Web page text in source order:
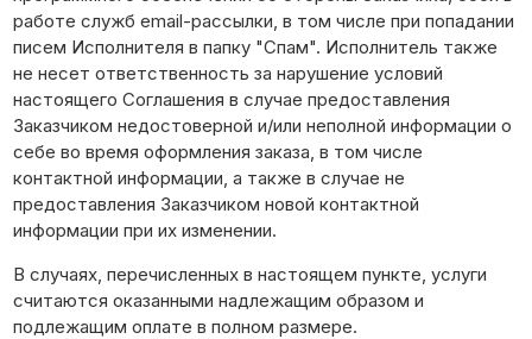
работе служб email-рассылки, в том числе при попадании
писем Исполнителя в папку "Спам". Исполнитель также
не несет ответственность за нарушение условий
настоящего Соглашения в случае предоставления
Заказчиком недостоверной и/или неполной информации о
себе во время оформления заказа, в том числе
контактной информации, а также в случае не
предоставления Заказчиком новой контактной
информации при их изменении.
В случаях, перечисленных в настоящем пункте, услуги
считаются оказанными надлежащим образом и
подлежащим оплате в полном размере.